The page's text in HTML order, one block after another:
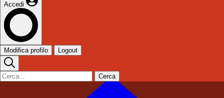
Accedi
Modifica profilo Logout
Cerca